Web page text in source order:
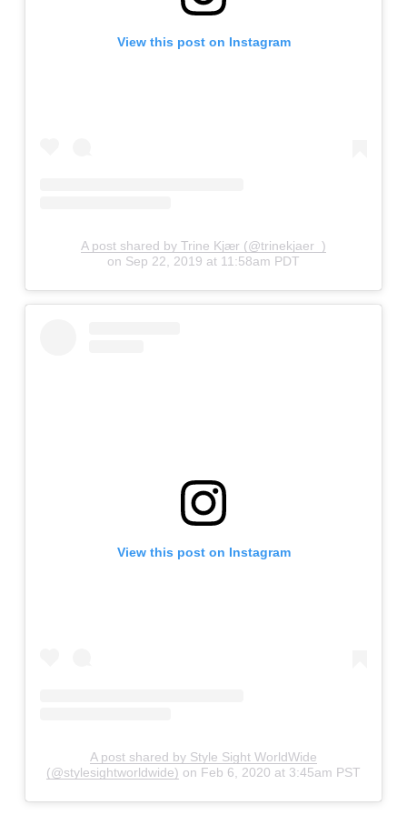
View this post on Instagram
A post shared by Trine Kjær (@trinekjaer_)
on Sep 22, 2019 at 11:58am PDT
View this post on Instagram
A post shared by Style Sight WorldWide
(@stylesightworldwide) on Feb 6, 2020 at 3:45am PST